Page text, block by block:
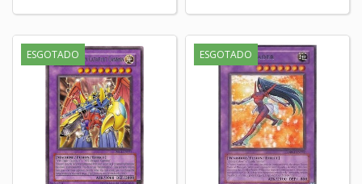
ESGOTADO ESGOTADO